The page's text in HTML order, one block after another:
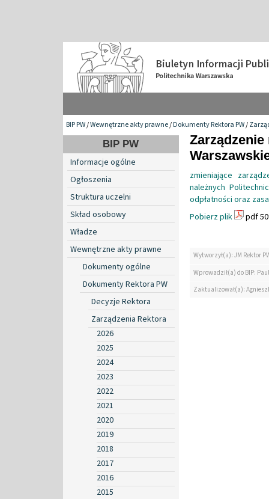
BIP PW/Wewnętrzne akty prawne/Dokumenty Rektora PW/
BIP PW
Informacje ogólne
Ogłoszenia
Struktura uczelni
Skład osobowy
Władze
Wewnętrzne akty prawne
Dokumenty ogólne
Dokumenty Rektora PW
Decyzje Rektora
Zarządzenia Rektora
2026
2025
2024
2023
2022
2021
2020
2019
2018
2017
2016
2015
zmieniające
należnych
odpłatności oraz
Pobierz plik
pdf
Wytworzył(a): JM Rektor
Wprowadził(a) do BIP:
Zaktualizował(a):